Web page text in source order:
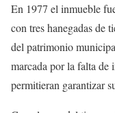
En 1977 el inmueble
con tres hanegadas de
del patrimonio
marcada por la falta de
permitieran garantizar